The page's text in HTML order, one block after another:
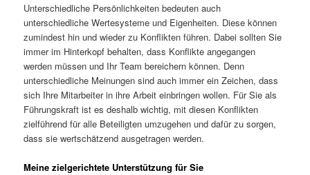
Unterschiedliche Persönlichkeiten bedeuten auch
unterschiedliche Wertesysteme und Eigenheiten. Diese können
zumindest hin und wieder zu Konflikten führen. Dabei sollten Sie
immer im Hinterkopf behalten, dass Konflikte angegangen
werden müssen und Ihr Team bereichern können. Denn
unterschiedliche Meinungen sind auch immer ein Zeichen, dass
sich Ihre Mitarbeiter in ihre Arbeit einbringen wollen. Für Sie als
Führungskraft ist es deshalb wichtig, mit diesen Konflikten
zielführend für alle Beteiligten umzugehen und dafür zu sorgen,
dass sie wertschätzend ausgetragen werden.
Meine zielgerichtete Unterstützung für Sie